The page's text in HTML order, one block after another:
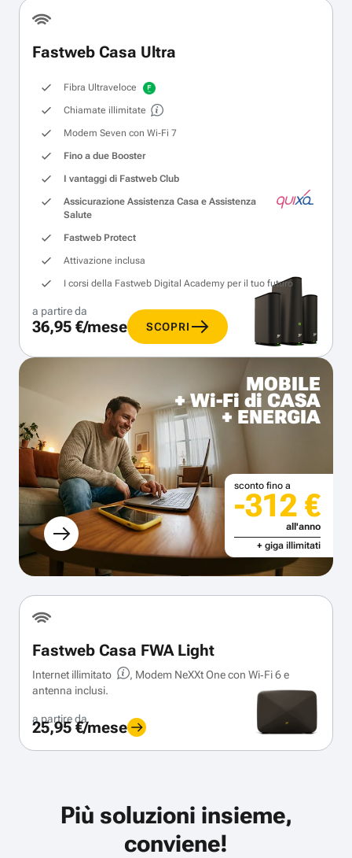
Fastweb Casa Ultra
Fibra Ultraveloce
Chiamate illimitate
Modem Seven con Wi‑Fi 7
Fino a due Booster
I vantaggi di Fastweb Club
Assicurazione Assistenza Casa e Assistenza
Salute
Fastweb Protect
Attivazione inclusa
I corsi della Fastweb Digital Academy per il tuo futuro
a partire da
36,95 €/mese SCOPRI
MOBILE
+ Wi-Fi di CASA
+ ENERGIA
sconto fino a
-312 €
all'anno
+ giga illimitati
Fastweb Casa FWA Light
Internet illimitato
, Modem NeXXt One con Wi‑Fi 6 e
antenna inclusi.
a partire da
25,95 €/mese
Più soluzioni insieme,
conviene!